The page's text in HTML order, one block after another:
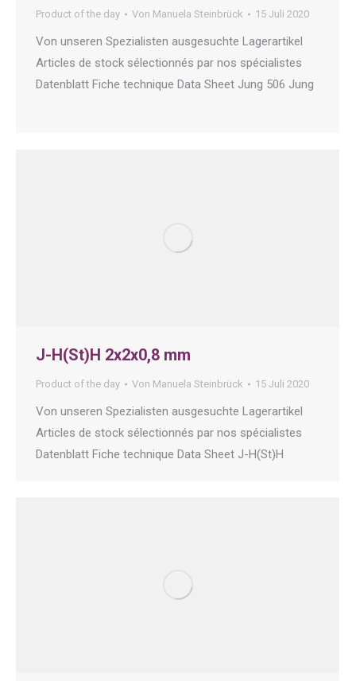
Product of the day Von Manuela Steinbrück 15 Juli 2020
Von unseren Spezialisten ausgesuchte Lagerartikel
Articles de stock sélectionnés par nos spécialistes
Datenblatt Fiche technique Data Sheet Jung 506 Jung
J-H(St)H 2x2x0,8 mm
Product of the day Von Manuela Steinbrück 15 Juli 2020
Von unseren Spezialisten ausgesuchte Lagerartikel
Articles de stock sélectionnés par nos spécialistes
Datenblatt Fiche technique Data Sheet J-H(St)H